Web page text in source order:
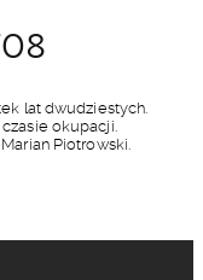
lat dwudziestych.
okupacji.
Piotrowski.